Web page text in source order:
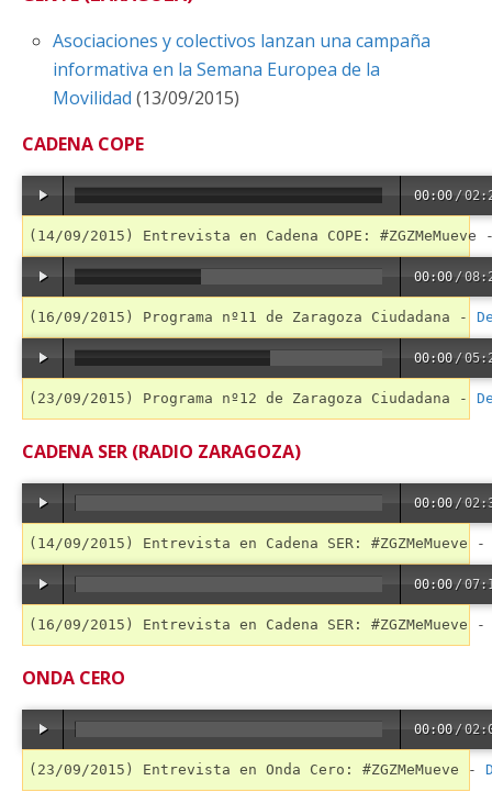
Asociaciones y colectivos lanzan una campaña
informativa en la Semana Europea de la
Movilidad (13/09/2015)
CADENA COPE
00:00 /
(14/09/2015) Entrevista en Cadena COPE:
00:00 /
(16/09/2015) Programa nº11 de Zaragoza Ciudadana -
00:00 /
(23/09/2015) Programa nº12 de Zaragoza Ciudadana -
CADENA SER (RADIO ZARAGOZA)
00:00 /
(14/09/2015) Entrevista en Cadena SER: #ZGZMeMueve
00:00 /
(16/09/2015) Entrevista en Cadena SER: #ZGZMeMueve
ONDA CERO
00:00 /
(23/09/2015) Entrevista en Onda Cero: #ZGZMeMueve -